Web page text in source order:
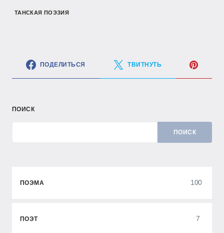
ТАНСКАЯ ПОЭЗИЯ
ПОДЕЛИТЬСЯ ТВИТНУТЬ
ПОИСК
ПОИСК
ПОЭМА 100
ПОЭТ 7